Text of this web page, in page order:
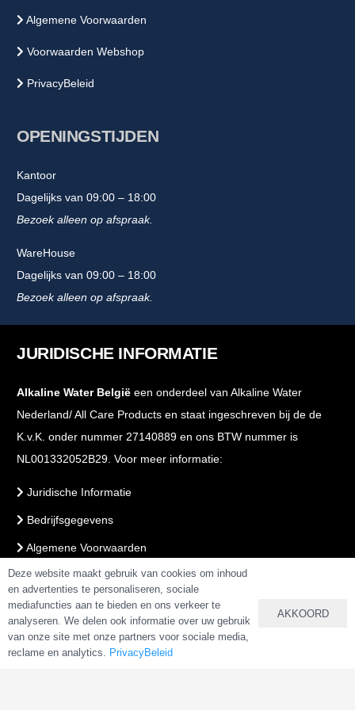
Algemene Voorwaarden
Voorwaarden Webshop
PrivacyBeleid
OPENINGSTIJDEN
Kantoor
Dagelijks van 09:00 – 18:00
Bezoek alleen op afspraak.
WareHouse
Dagelijks van 09:00 – 18:00
Bezoek alleen op afspraak.
JURIDISCHE INFORMATIE
Alkaline Water België een onderdeel van Alkaline Water
Nederland/ All Care Products en staat ingeschreven bij de de
K.v.K. onder nummer 27140889 en ons BTW nummer is
NL001332052B29. Voor meer informatie:
Juridische Informatie
Bedrijfsgegevens
Algemene Voorwaarden
Voorwaarden Webshop
PrivacyBeleid
VEILIG BETALEN & BESTELLEN
Deze website maakt gebruik van cookies om inhoud
en advertenties te personaliseren, sociale
mediafuncties aan te bieden en ons verkeer te
analyseren. We delen ook informatie over uw gebruik
van onze site met onze partners voor sociale media,
reclame en analytics. PrivacyBeleid
AKKOORD